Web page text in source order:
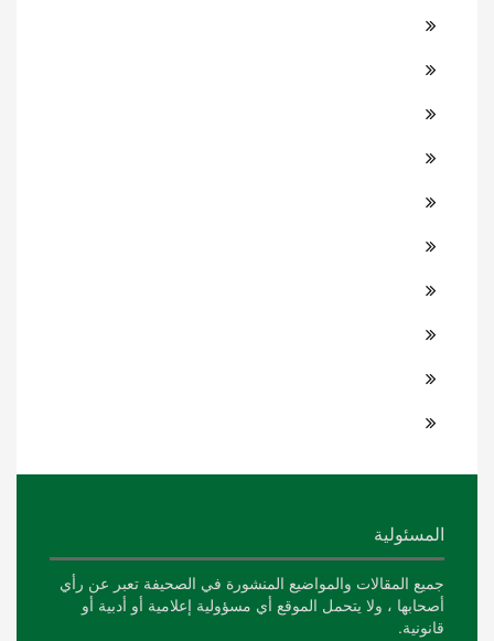
المسئولية
جميع المقالات والمواضيع المنشورة في الصحيفة تعبر عن رأي
أصحابها ، ولا يتحمل الموقع أي مسؤولية إعلامية أو أدبية أو
قانونية.